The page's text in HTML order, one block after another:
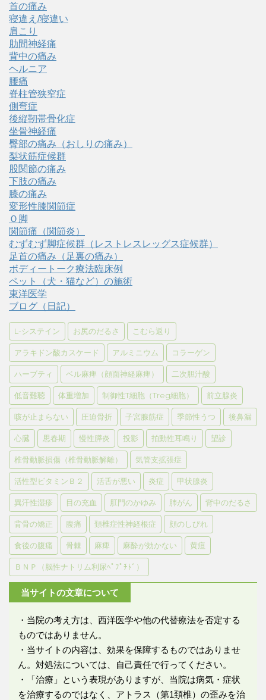
首の痛み
寝違え/寝違い
肩こり
肋間神経痛
背中の痛み
ヘルニア
腰痛
脊柱管狭窄症
側弯症
後縦靭帯骨化症
坐骨神経痛
臀部の痛み（おしりの痛み）
梨状筋症候群
股関節の痛み
下肢の痛み
膝の痛み
変形性膝関節症
Ｏ脚
関節痛（関節炎）
むずむず脚症候群（レストレスレッグス症候群）
足首の痛み（足裏の痛み）
ボディートーク療法臨床例
ペット（犬・猫など）の施術
東洋医学
ブログ（日記）
L-システイン お尻のだるさ こむら返り
アラキドン酸カスケード アルミニウム コラーゲン
ハーブティ ベル麻痺（顔面神経麻痺） 二次胆汁酸
低音難聴 体重増加 制御性T細胞（Treg細胞） 前立腺炎
咳が止まらない 圧迫骨折 子宮腺筋症 季節性うつ 後鼻漏
心臓 思春期 慢性膵炎 投影 拍動性耳鳴り 望診
椎骨動脈損傷（椎骨動脈解離） 気管支拡張症
活性型ビタミンＢ２ 活舌が悪い 炎症 甲状腺炎
異汗性湿疹 目の充血 肛門のかゆみ 肺がん 背中のだるさ
背骨の矯正 腹痛 頚椎症性神経根症 顔のしびれ
食後の腹痛 骨棘 麻痺 麻酔が効かない 黄疸
ＢＮＰ（脳性ナトリム利尿ﾍﾟﾌﾟﾁﾄﾞ）
当サイトの文章について
・当院の考え方は、西洋医学や他の代替療法を否定する
ものではありません。
・当サイトの内容は、効果を保障するものではありませ
ん。対処法については、自己責任で行ってください。
・「治療」という表現がありますが、当院は病気・症状
を治療するのではなく、アトラス（第1頚椎）の歪みを治